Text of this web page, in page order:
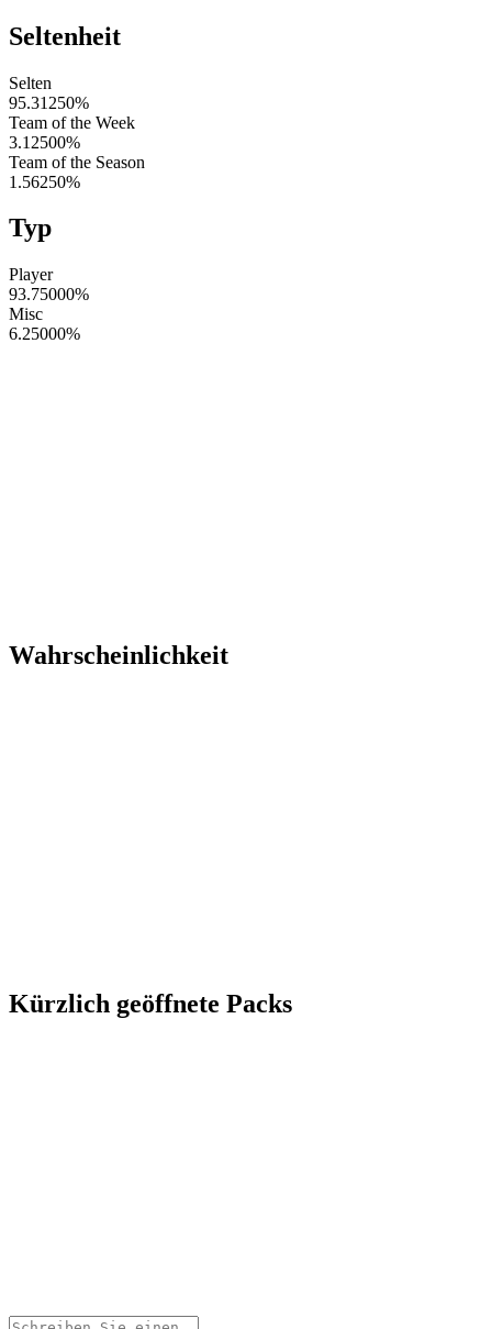
Seltenheit
Selten
95.31250%
Team of the Week
3.12500%
Team of the Season
1.56250%
Typ
Player
93.75000%
Misc
6.25000%
Wahrscheinlichkeit
Kürzlich geöffnete Packs